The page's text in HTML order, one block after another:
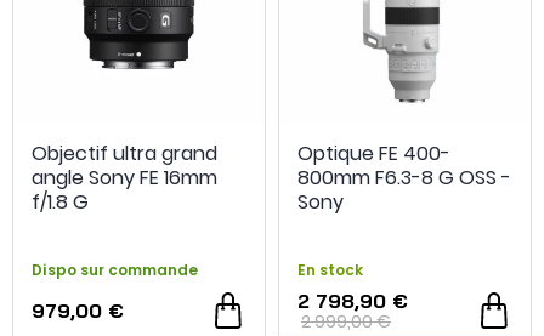
Objectif ultra grand
angle Sony FE 16mm
f/1.8 G
Dispo sur commande
979,00 €
Optique FE 400-
800mm F6.3-8 G OSS -
Sony
En stock
2 798,90 €
2 999,00 €